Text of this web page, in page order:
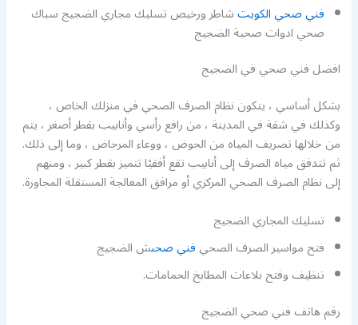
فني صحي الكويتشاطر ورخيص تسليك مجاري الضجيج سباك
صحي ادوات صحية الضجيج
افضل فني صحي في الضجيج
بشكل أساسي ، يتكون نظام الصرف الصحي في منزلك الخاص ،
وكذلك في شقة في المدينة ، من رافع رأسي وأنابيب بقطر أصغر ، يتم
من خلالها تصريف المياه من الحوض ، ووعاء المرحاض ، وما إلى ذلك.
ثم تتدفق مياه الصرف إلى أنابيب تقع أفقيًا تتميز بقطر كبير ، ومنهم
إلى نظام الصرف الصحي المركزي أو مرافق المعالجة المستقلة المجاورة.
تسليك المجاري الضجيج
فتح مواسير الصرف الصحيفني صحىش الضجيج
تنظيف وفتح بلاعات المطابخ الحمامات.
رقم هاتف فني صحي الضجيج